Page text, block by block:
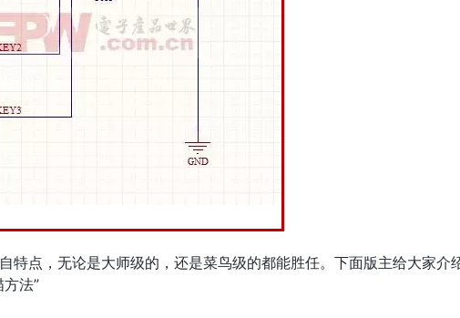
特点，无论是大师级的，还是菜鸟级的都能胜任。下面版主给大家介
法”